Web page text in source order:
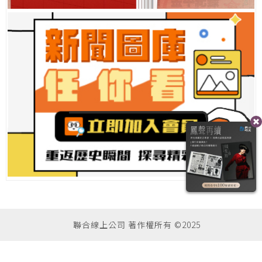
聯合線上公司 著作權所有 ©2025